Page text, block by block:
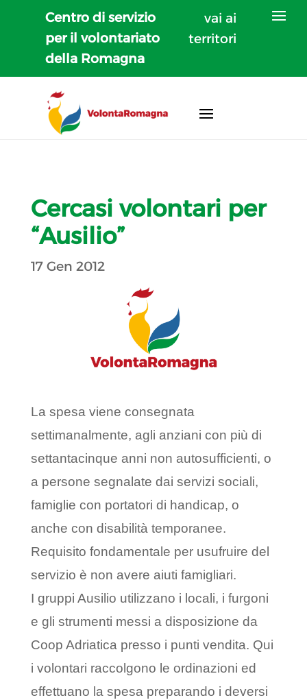
Centro di servizio
per il volontariato
della Romagna
vai ai
territori
Cercasi volontari per
“Ausilio”
17 Gen 2012
La spesa viene consegnata
settimanalmente, agli anziani con più di
settantacinque anni non autosufficienti, o
a persone segnalate dai servizi sociali,
famiglie con portatori di handicap, o
anche con disabilità temporanee.
Requisito fondamentale per usufruire del
servizio è non avere aiuti famigliari.
I gruppi Ausilio utilizzano i locali, i furgoni
e gli strumenti messi a disposizione da
Coop Adriatica presso i punti vendita. Qui
i volontari raccolgono le ordinazioni ed
effettuano la spesa preparando i deversi